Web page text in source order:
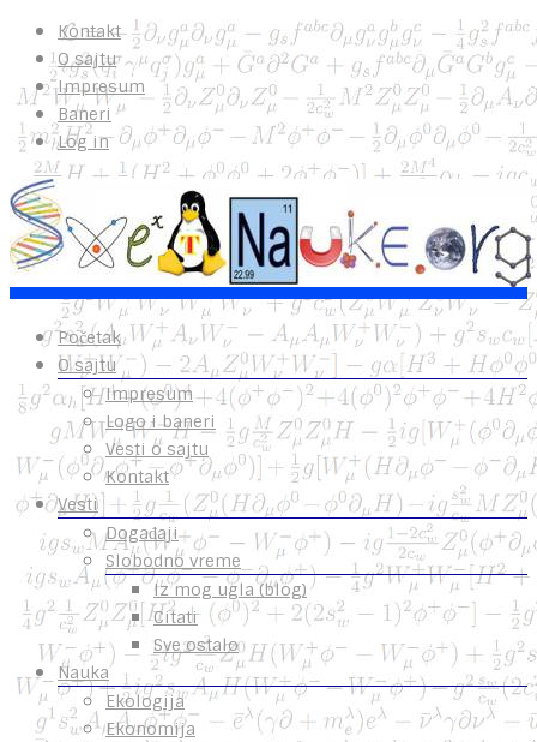
Kontakt
O sajtu
Impresum
Baneri
Log in
Početak
O sajtu
Impresum
Logo i baneri
Vesti o sajtu
Kontakt
Vesti
Događaji
Slobodno vreme
Iz mog ugla (blog)
Citati
Sve ostalo
Nauka
Ekologija
Ekonomija